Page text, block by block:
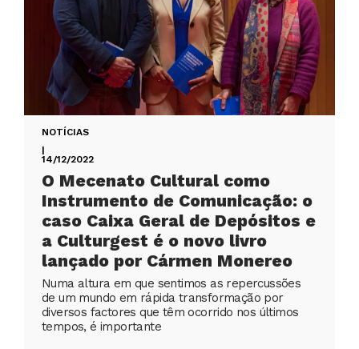
NOTÍCIAS
|
14/12/2022
O Mecenato Cultural como
Instrumento de Comunicação: o
caso Caixa Geral de Depósitos e
a Culturgest é o novo livro
lançado por Cármen Monereo
Numa altura em que sentimos as repercussões
de um mundo em rápida transformação por
diversos factores que têm ocorrido nos últimos
tempos, é importante